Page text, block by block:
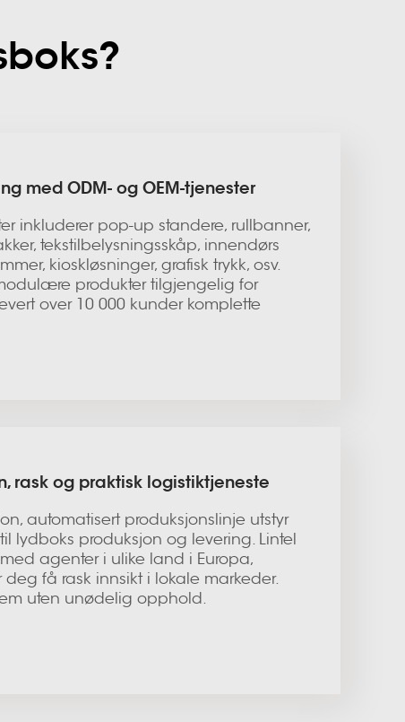
med ODM- og OEM-tjenester
inkluderer pop-up standere, rullbanner,
tekstilbelysningsskåp, innendørs
kioskløsninger, grafisk trykk, osv.
produkter tilgjengelig for
over 10 000 kunder komplette
rask og praktisk logistiktjeneste
automatisert produksjonslinje utstyr
lydboks produksjon og levering. Lintel
agenter i ulike land i Europa,
deg få rask innsikt i lokale markeder.
uten unødelig opphold.